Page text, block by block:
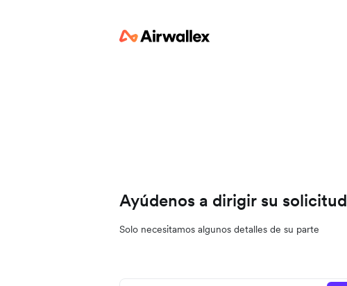
Ayúdenos a dirigir su solicitud
Solo necesitamos algunos detalles de su parte